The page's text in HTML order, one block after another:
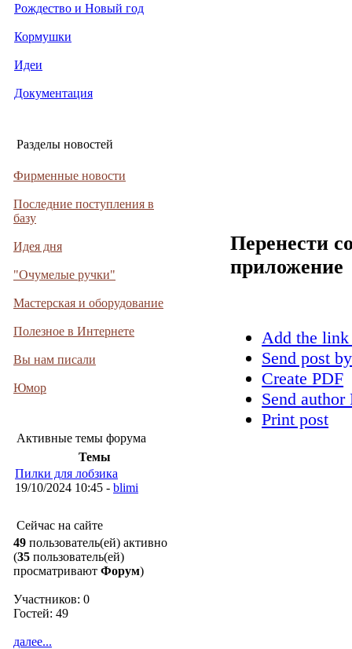
Рождество и Новый год
Кормушки
Идеи
Документация
Разделы новостей
Фирменные новости
Последние поступления в
базу
Идея дня
"Очумелые ручки"
Мастерская и оборудование
Полезное в Интернете
Вы нам писали
Юмор
Активные темы форума
Темы
Пилки для лобзика
19/10/2024 10:45 - blimi
Сейчас на сайте
49 пользователь(ей) активно
(35 пользователь(ей)
просматривают Форум)
Участников: 0
Гостей: 49
далее...
Перенести
приложение
Add the
Send post
Create PDF
Send
Print post